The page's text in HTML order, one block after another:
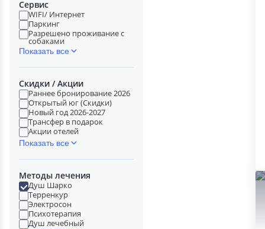
Сервис
WIFI/ Интернет
Паркинг
Разрешено проживание с
собаками
Показать все
Скидки / Акции
Раннее бронирование 2026
Открытый юг (Скидки)
Новый год 2026-2027
Трансфер в подарок
Акции отелей
Показать все
Методы лечения
Душ Шарко
Терренкур
Электросон
Психотерапия
Душ лечебный